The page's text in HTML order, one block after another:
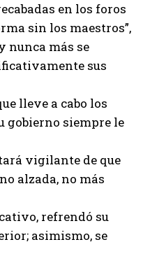
en los foros
sin los maestros”,
nunca más se
sus
lleve a cabo los
gobierno siempre le
vigilante de que
alzada, no más
refrendó su
asimismo, se